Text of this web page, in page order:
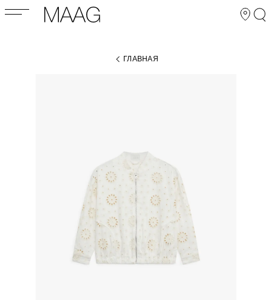
ГЛАВНАЯ